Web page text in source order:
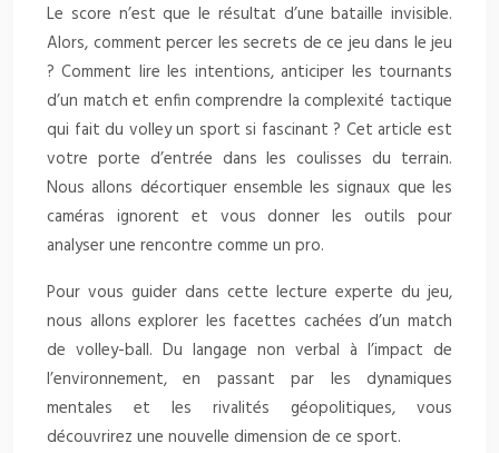
Le score n’est que le résultat d’une bataille invisible.
Alors, comment percer les secrets de ce jeu dans le jeu
? Comment lire les intentions, anticiper les tournants
d’un match et enfin comprendre la complexité tactique
qui fait du volley un sport si fascinant ? Cet article est
votre porte d’entrée dans les coulisses du terrain.
Nous allons décortiquer ensemble les signaux que les
caméras ignorent et vous donner les outils pour
analyser une rencontre comme un pro.
Pour vous guider dans cette lecture experte du jeu,
nous allons explorer les facettes cachées d’un match
de volley-ball. Du langage non verbal à l’impact de
l’environnement, en passant par les dynamiques
mentales et les rivalités géopolitiques, vous
découvrirez une nouvelle dimension de ce sport.